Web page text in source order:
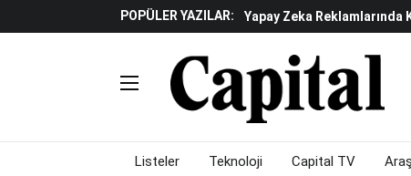
POPÜLER YAZILAR:
Yapay Zeka
Beyaz Eşya Sektöründe
Döviz Ve Altın Güne Nasıl
Küresel Piyasalarda
Piyasalarda Gün Ortası:
Listeler Teknoloji Capital TV